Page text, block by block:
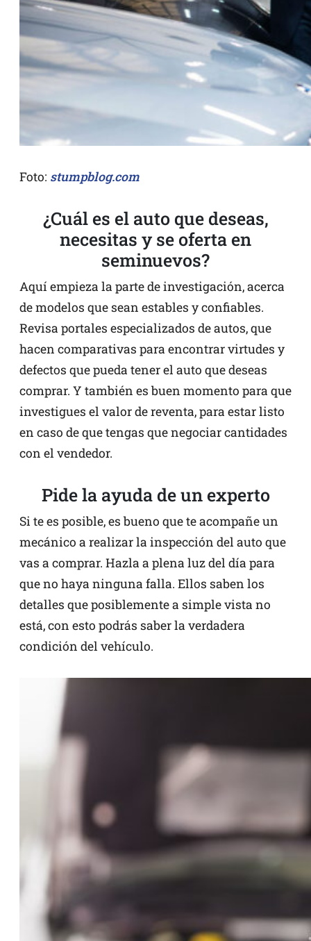
Foto: stumpblog.com
¿Cuál es el auto que deseas,
necesitas y se oferta en
seminuevos?
Aquí empieza la parte de investigación, acerca
de modelos que sean estables y confiables.
Revisa portales especializados de autos, que
hacen comparativas para encontrar virtudes y
defectos que pueda tener el auto que deseas
comprar. Y también es buen momento para que
investigues el valor de reventa, para estar listo
en caso de que tengas que negociar cantidades
con el vendedor.
Pide la ayuda de un experto
Si te es posible, es bueno que te acompañe un
mecánico a realizar la inspección del auto que
vas a comprar. Hazla a plena luz del día para
que no haya ninguna falla. Ellos saben los
detalles que posiblemente a simple vista no
está, con esto podrás saber la verdadera
condición del vehículo.